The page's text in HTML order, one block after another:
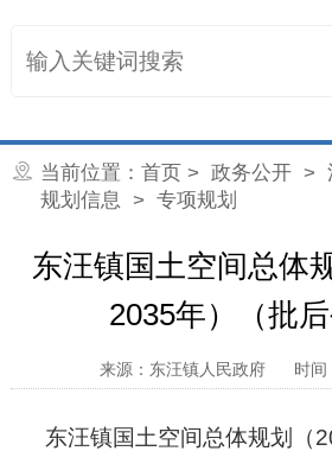
当前位置： 首页 > 政务公开>
规划信息 > 专项规划
东汪镇国土空间总体
2035年）（批后
来源：东汪镇人民政府 时
东汪镇国土空间总体规划（